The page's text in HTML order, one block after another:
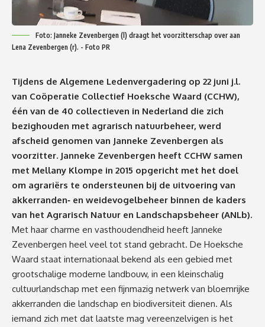
Foto: Janneke Zevenbergen (l) draagt het voorzitterschap over aan
Lena Zevenbergen (r). - Foto PR
Tijdens de Algemene Ledenvergadering op 22 juni j.l.
van Coöperatie Collectief Hoeksche Waard (CCHW),
één van de 40 collectieven in Nederland die zich
bezighouden met agrarisch natuurbeheer, werd
afscheid genomen van Janneke Zevenbergen als
voorzitter. Janneke Zevenbergen heeft CCHW samen
met Mellany Klompe in 2015 opgericht met het doel
om agrariërs te ondersteunen bij de uitvoering van
akkerranden‐ en weidevogelbeheer binnen de kaders
van het Agrarisch Natuur en Landschapsbeheer (ANLb).
Met haar charme en vasthoudendheid heeft Janneke
Zevenbergen heel veel tot stand gebracht. De Hoeksche
Waard staat internationaal bekend als een gebied met
grootschalige moderne landbouw, in een kleinschalig
cultuurlandschap met een fijnmazig netwerk van bloemrijke
akkerranden die landschap en biodiversiteit dienen. Als
iemand zich met dat laatste mag vereenzelvigen is het